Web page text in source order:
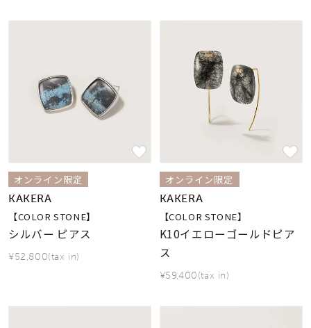
オンライン限定
KAKERA
【COLOR STONE】
シルバー ピアス
¥52,800(tax in)
オンライン限定
KAKERA
【COLOR STONE】
K10イエローゴールドピア
ス
¥59,400(tax in)